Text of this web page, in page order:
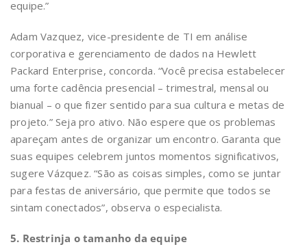
equipe.”
Adam Vazquez, vice-presidente de TI em análise
corporativa e gerenciamento de dados na Hewlett
Packard Enterprise, concorda. “Você precisa estabelecer
uma forte cadência presencial – trimestral, mensal ou
bianual – o que fizer sentido para sua cultura e metas de
projeto.” Seja pro ativo. Não espere que os problemas
apareçam antes de organizar um encontro. Garanta que
suas equipes celebrem juntos momentos significativos,
sugere Vázquez. “São as coisas simples, como se juntar
para festas de aniversário, que permite que todos se
sintam conectados”, observa o especialista.
5. Restrinja o tamanho da equipe